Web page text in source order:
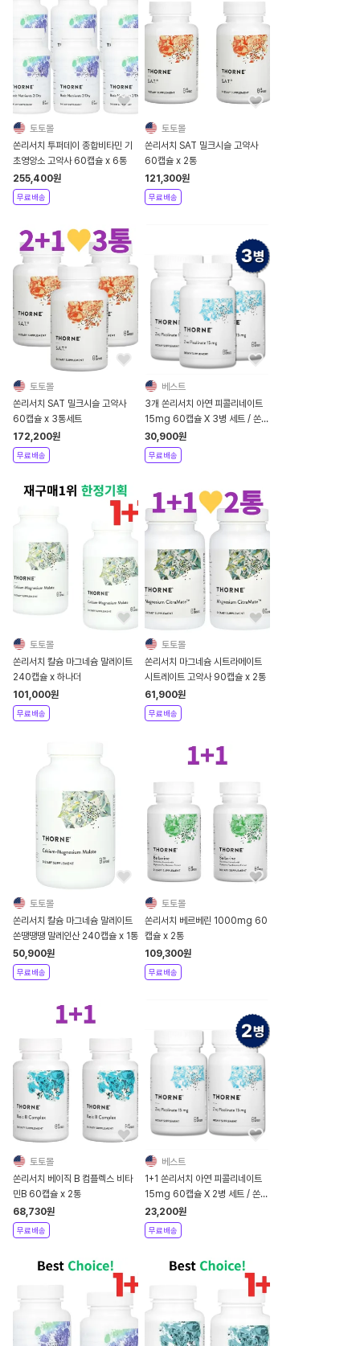
토토몰
쏜리서치 투퍼데이 종합비타민 기
초영양소 고약사 60캡슐 x 6통
255,400원
무료배송
토토몰
쏜리서치 SAT 밀크시슬 고약사
60캡슐 x 2통
121,300원
무료배송
토토몰
쏜리서치 SAT 밀크시슬 고약사
60캡슐 x 3통세트
172,200원
무료배송
베스트
3개 쏜리서치 아연 피콜리네이트
15mg 60캡슐 X 3병 세트 / 쏜리
서치 아연*H00100_3
30,900원
무료배송
토토몰
쏜리서치 칼슘 마그네슘 말레이트
240캡슐 x 하나더
101,000원
무료배송
토토몰
쏜리서치 마그네슘 시트라메이트
시트레이트 고약사 90캡슐 x 2통
61,900원
무료배송
토토몰
쏜리서치 칼슘 마그네슘 말레이트
쏜땡땡땡 말레인산 240캡슐 x 1통
50,900원
무료배송
토토몰
쏜리서치 베르베린 1000mg 60
캡슐 x 2통
109,300원
무료배송
토토몰
쏜리서치 베이직 B 컴플렉스 비타
민B 60캡슐 x 2통
68,730원
무료배송
베스트
1+1 쏜리서치 아연 피콜리네이트
15mg 60캡슐 X 2병 세트 / 쏜리
서치 아연*H00100_2
23,200원
무료배송